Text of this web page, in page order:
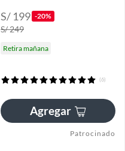
S/ 199 -20%
S/ 249
Retira mañana
(6)
Agregar
Patrocinado